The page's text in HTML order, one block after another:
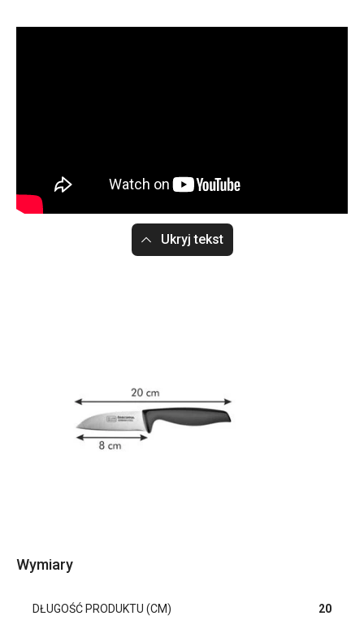
Ukryj tekst
Wymiary
DŁUGOŚĆ PRODUKTU (CM) 20